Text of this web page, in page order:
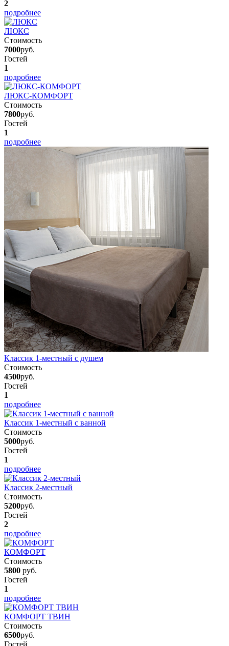
2
подробнее
ЛЮКС
Стоимость
7000руб.
Гостей
1
подробнее
ЛЮКС-КОМФОРТ
Стоимость
7800руб.
Гостей
1
подробнее
Классик 1-местный с душем
Стоимость
4500руб.
Гостей
1
подробнее
Классик 1-местный с ванной
Стоимость
5000руб.
Гостей
1
подробнее
Классик 2-местный
Стоимость
5200руб.
Гостей
2
подробнее
КОМФОРТ
Стоимость
5800 руб.
Гостей
1
подробнее
КОМФОРТ ТВИН
Стоимость
6500руб.
Гостей